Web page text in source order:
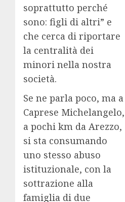
soprattutto perché
sono: figli di altri” e
che cerca di riportare
la centralità dei
minori nella nostra
società.
Se ne parla poco, ma a
Caprese Michelangelo,
a pochi km da Arezzo,
si sta consumando
uno stesso abuso
istituzionale, con la
sottrazione alla
famiglia di due